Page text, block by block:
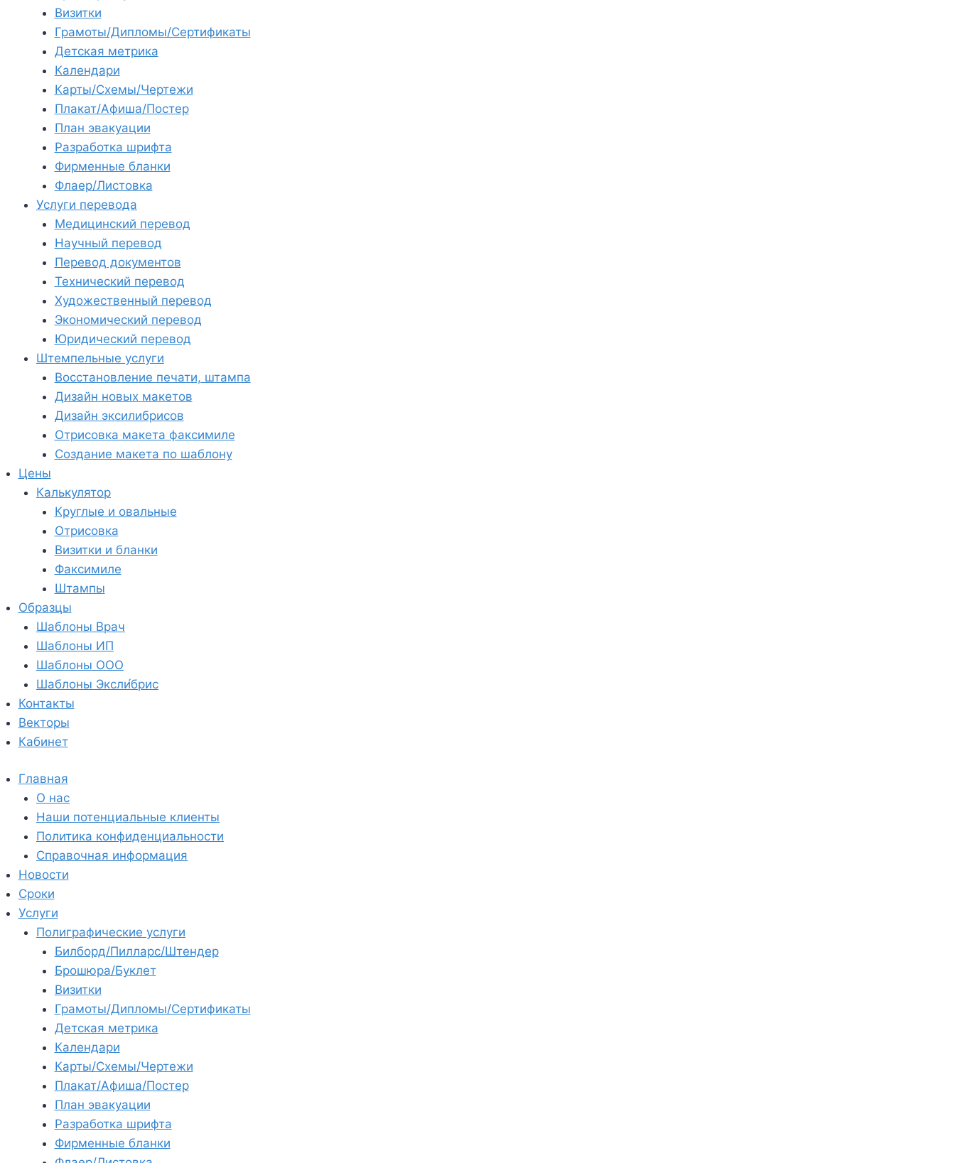
Визитки
Грамоты/Дипломы/Сертификаты
Детская метрика
Календари
Карты/Схемы/Чертежи
Плакат/Афиша/Постер
План эвакуации
Разработка шрифта
Фирменные бланки
Флаер/Листовка
Услуги перевода
Медицинский перевод
Научный перевод
Перевод документов
Технический перевод
Художественный перевод
Экономический перевод
Юридический перевод
Штемпельные услуги
Восстановление печати, штампа
Дизайн новых макетов
Дизайн эксилибрисов
Отрисовка макета факсимиле
Создание макета по шаблону
Цены
Калькулятор
Круглые и овальные
Отрисовка
Визитки и бланки
Факсимиле
Штампы
Образцы
Шаблоны Врач
Шаблоны ИП
Шаблоны ООО
Шаблоны Эксли́брис
Контакты
Векторы
Кабинет
Главная
О нас
Наши потенциальные клиенты
Политика конфиденциальности
Справочная информация
Новости
Сроки
Услуги
Полиграфические услуги
Билборд/Пилларс/Штендер
Брошюра/Буклет
Визитки
Грамоты/Дипломы/Сертификаты
Детская метрика
Календари
Карты/Схемы/Чертежи
Плакат/Афиша/Постер
План эвакуации
Разработка шрифта
Фирменные бланки